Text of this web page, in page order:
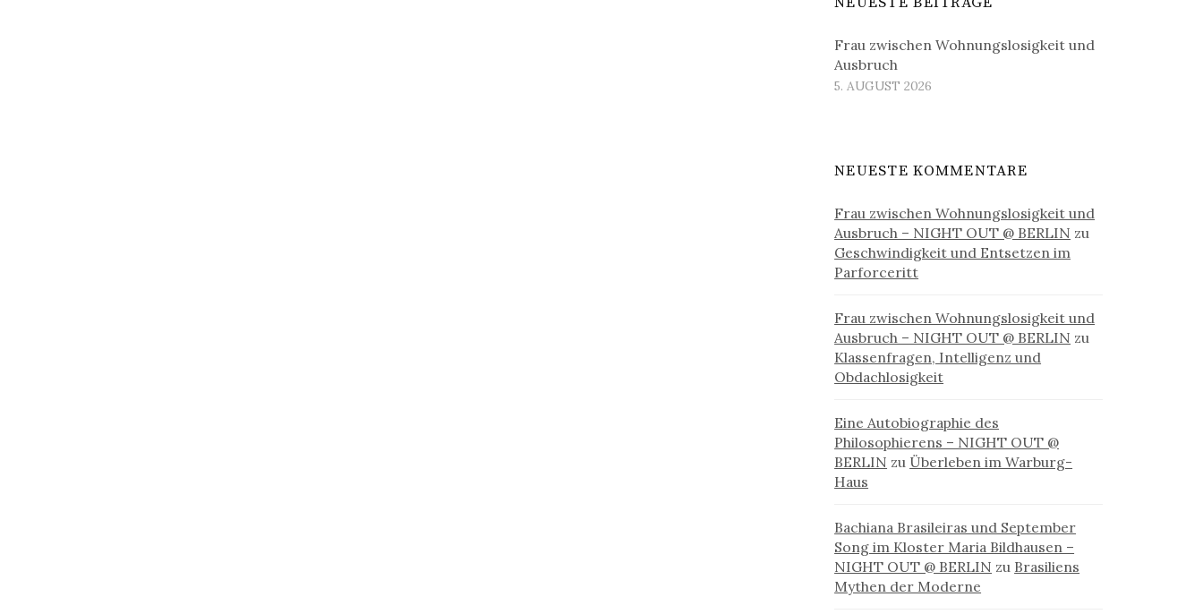
Frau zwischen Wohnungslosigkeit und
Ausbruch
5. AUGUST 2026
NEUESTE KOMMENTARE
Frau zwischen Wohnungslosigkeit und
Ausbruch – NIGHT OUT @ BERLIN zu
Geschwindigkeit und Entsetzen im
Parforceritt
Frau zwischen Wohnungslosigkeit und
Ausbruch – NIGHT OUT @ BERLIN zu
Klassenfragen, Intelligenz und
Obdachlosigkeit
Eine Autobiographie des
Philosophierens – NIGHT OUT @
BERLIN zu Überleben im Warburg-
Haus
Bachiana Brasileiras und September
Song im Kloster Maria Bildhausen –
NIGHT OUT @ BERLIN zu Brasiliens
Mythen der Moderne